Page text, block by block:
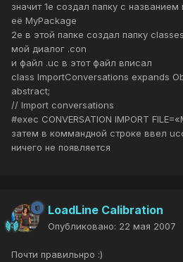
значит 1е создал папку с
её MyPackage
2е в этой папке создал папку
мой диалог .con
и файл .uc в этот файл вписал
class ImportConversations expands
abstract;
// Import conversations
#exec CONVERSATION IMPORT
затем в коммандной строке ввел
ничего не появляется
LoadLine Calibration
Опубликовано: 22 мая 2007
Почти правильнро :)